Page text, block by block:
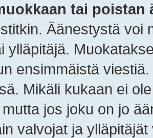
tai poistan
Äänestystä voi
ylläpitäjä.
ensimmäistä
Mikäli kukaan ei
jos joku on jo
valvojat ja